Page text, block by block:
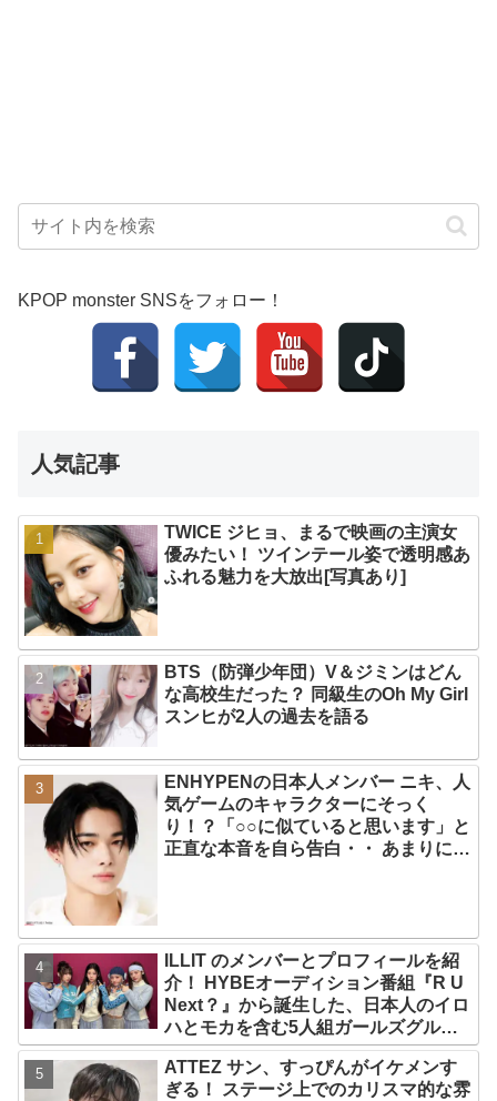
KPOP monster SNSをフォロー！
人気記事
TWICE ジヒョ、まるで映画の主演女
優みたい！ ツインテール姿で透明感あ
ふれる魅力を大放出[写真あり]
BTS（防弾少年団）V＆ジミンはどん
な高校生だった？ 同級生のOh My Girl
スンヒが2人の過去を語る
ENHYPENの日本人メンバー ニキ、人
気ゲームのキャラクターにそっく
り！？「○○に似ていると思います」と
正直な本音を自ら告白・・ あまりにも
ILLIT のメンバーとプロフィールを紹
介！ HYBEオーディション番組『R U
Next？』から誕生した、日本人のイロ
ハとモカを含む5人組ガールズグルー
プ！ デビュー曲「Magnetic」がいき
なりの大ヒット
ATTEZ サン、すっぴんがイケメンす
ぎる！ ステージ上でのカリスマ的な雰